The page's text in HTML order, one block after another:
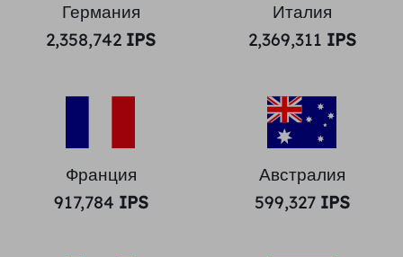
Германия
2,358,742 IPS
Италия
2,369,311 IPS
Франция
917,784 IPS
Австралия
599,327 IPS